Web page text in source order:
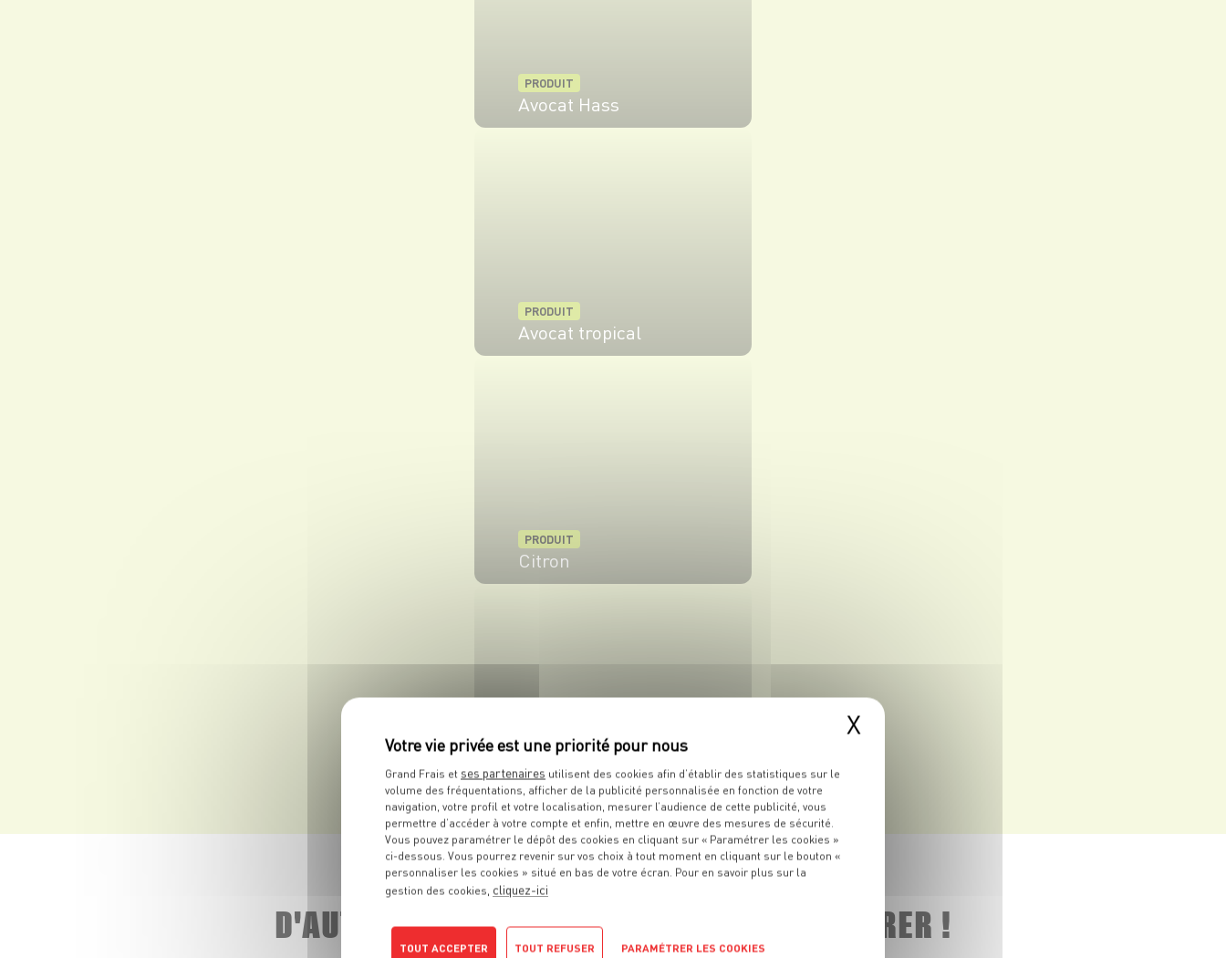
PRODUIT
Avocat Hass
PRODUIT
Avocat tropical
PRODUIT
Citron
PRODUIT
Menthe
VOIR LE PRODUIT
D'AUTRESRECETTESQUE VOUS ALLEZ ADORER !
X
Grand Frais et ses partenaires utilisent des cookies afin d’établir des statistiques sur le
volume des fréquentations, afficher de la publicité personnalisée en fonction de votre
navigation, votre profil et votre localisation, mesurer l’audience de cette publicité, vous
permettre d’accéder à votre compte et enfin, mettre en œuvre des mesures de sécurité.
Vous pouvez paramétrer le dépôt des cookies en cliquant sur « Paramétrer les cookies »
ci-dessous. Vous pourrez revenir sur vos choix à tout moment en cliquant sur le bouton «
personnaliser les cookies » situé en bas de votre écran. Pour en savoir plus sur la
gestion des cookies, cliquez-ici
TOUT ACCEPTER TOUT REFUSER PARAMÉTRER LES COOKIES